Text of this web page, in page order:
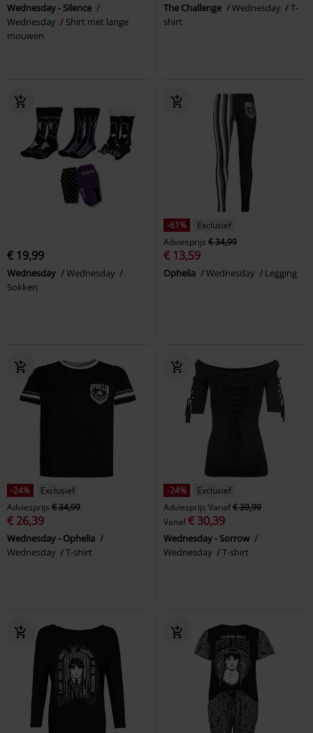
Wednesday - Silence
Wednesday
Shirt met lange
mouwen
The Challenge Wednesday
T-
shirt
€ 19,99
Wednesday
Wednesday
Sokken
-61%
Exclusief
Adviesprijs € 34,99
€ 13,59
Ophelia Wednesday Legging
-24%
Exclusief
Adviesprijs € 34,99
€ 26,39
Wednesday - Ophelia
Wednesday
T-shirt
-24%
Exclusief
Adviesprijs Vanaf€ 39,99
Vanaf€ 30,39
Wednesday - Sorrow
Wednesday
T-shirt